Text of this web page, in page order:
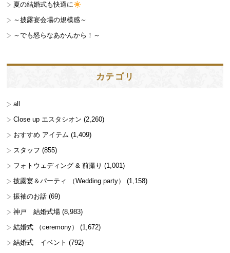
夏の結婚式も快適に
～披露宴会場の規模感～
～でも怒らなあかんから！～
カテゴリ
all
Close up エスタシオン (2,260)
おすすめ アイテム (1,409)
スタッフ (855)
フォトウェディング & 前撮り (1,001)
披露宴＆パーティ （Wedding party）
(1,158)
振袖のお話 (69)
神戸 結婚式場 (8,983)
結婚式 （ceremony）
(1,672)
結婚式 イベント (792)